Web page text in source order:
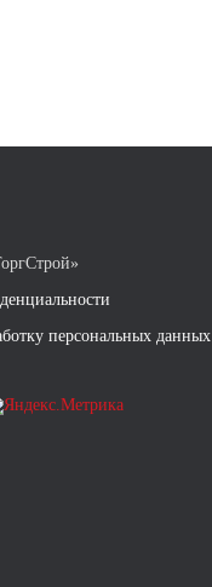
персональных данных